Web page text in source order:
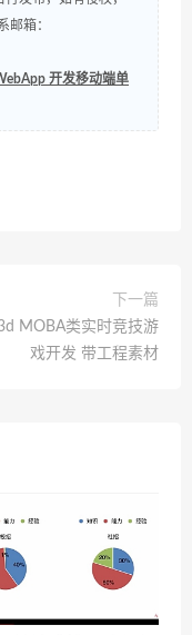
邮箱：
开发移动端单
下一篇
MOBA类实时竞技游
戏开发 带工程素材